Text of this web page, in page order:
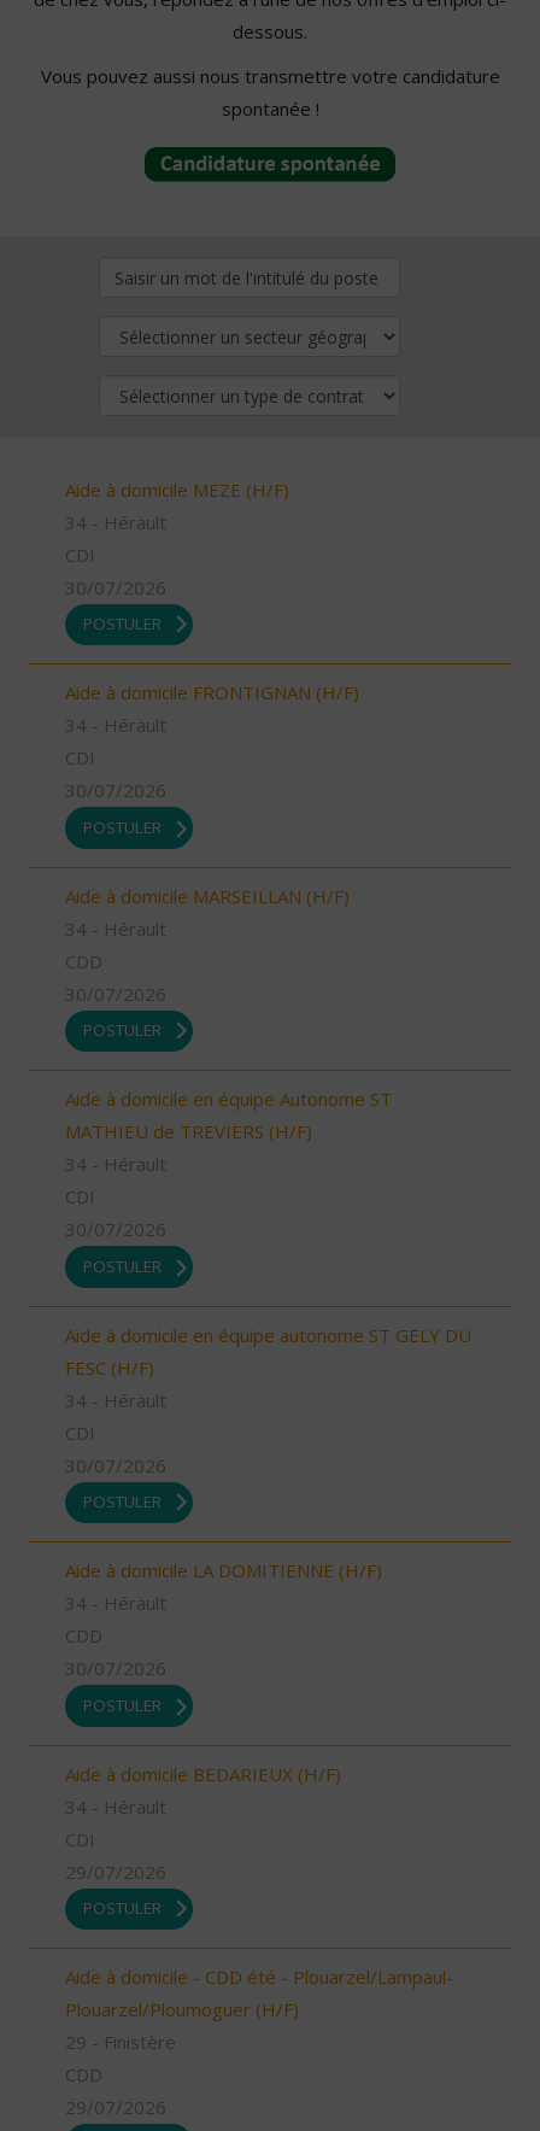
dessous.
Vous pouvez aussi nous transmettre votre candidature
spontanée !
Aide à domicile MEZE (H/F)
34 - Hérault
CDI
30/07/2026
POSTULER
Aide à domicile FRONTIGNAN (H/F)
34 - Hérault
CDI
30/07/2026
POSTULER
Aide à domicile MARSEILLAN (H/F)
34 - Hérault
CDD
30/07/2026
POSTULER
Aide à domicile en équipe Autonome ST
MATHIEU de TREVIERS (H/F)
34 - Hérault
CDI
30/07/2026
POSTULER
Aide à domicile en équipe autonome ST GELY DU
FESC (H/F)
34 - Hérault
CDI
30/07/2026
POSTULER
Aide à domicile LA DOMITIENNE (H/F)
34 - Hérault
CDD
30/07/2026
POSTULER
Aide à domicile BEDARIEUX (H/F)
34 - Hérault
CDI
29/07/2026
POSTULER
Aide à domicile - CDD été - Plouarzel/Lampaul-
Plouarzel/Ploumoguer (H/F)
29 - Finistère
CDD
29/07/2026